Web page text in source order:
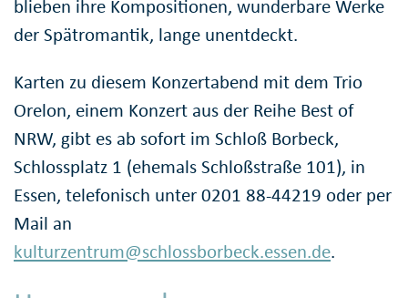
blieben ihre Kompositionen, wunderbare Werke
der Spätromantik, lange unentdeckt.
Karten zu diesem Konzertabend mit dem Trio
Orelon, einem Konzert aus der Reihe Best of
NRW, gibt es ab sofort im Schloß Borbeck,
Schlossplatz 1 (ehemals Schloßstraße 101), in
Essen, telefonisch unter 0201 88-44219 oder per
Mail an
kulturzentrum@schlossborbeck.essen.de.